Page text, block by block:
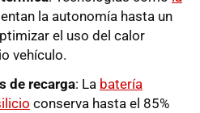
la autonomía hasta un
el uso del calor
vehículo.
de recarga: La batería
conserva hasta el 85%